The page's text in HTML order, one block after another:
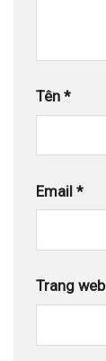
Tên *
Email *
Trang web